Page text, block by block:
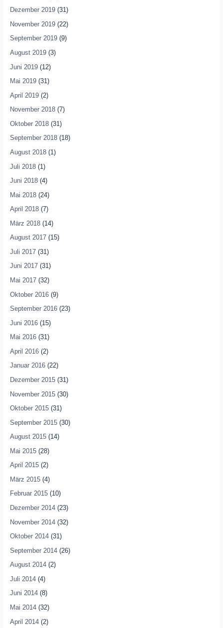
Dezember 2019(31)
November 2019(22)
September 2019(9)
August 2019(3)
Juni 2019(12)
Mai 2019(31)
April 2019(2)
November 2018(7)
Oktober 2018(31)
September 2018(18)
August 2018(1)
Juli 2018(1)
Juni 2018(4)
Mai 2018(24)
April 2018(7)
März 2018(14)
August 2017(15)
Juli 2017(31)
Juni 2017(31)
Mai 2017(32)
Oktober 2016(9)
September 2016(23)
Juni 2016(15)
Mai 2016(31)
April 2016(2)
Januar 2016(22)
Dezember 2015(31)
November 2015(30)
Oktober 2015(31)
September 2015(30)
August 2015(14)
Mai 2015(28)
April 2015(2)
März 2015(4)
Februar 2015(10)
Dezember 2014(23)
November 2014(32)
Oktober 2014(31)
September 2014(26)
August 2014(2)
Juli 2014(4)
Juni 2014(8)
Mai 2014(32)
April 2014(2)